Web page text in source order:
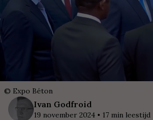
© Expo Béton
Ivan Godfroid
19 november 2024 • 17 min leestijd